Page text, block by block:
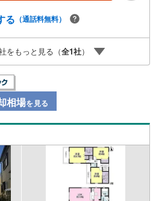
スの内容にもご満足いただき、ご納得
スでは安全で安心な取引を実現するこ
命です。営業スタッフを管理職が常に
、ダブルチェックはもちろん何度も報
、取引の安全性を追求しています。ご
うございます！
る （通話料無料）
をもっと見る（全1社）
相場を見る